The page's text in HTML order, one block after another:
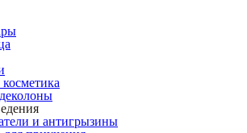
и антигрызины